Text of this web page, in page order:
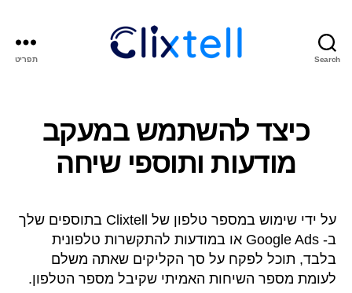
Search תפריט
כיצד להשתמש במעקב
מודעות ותוספי שיחה
על ידי שימוש במספר טלפון של Clixtell בתוספים שלך
ב- Google Ads או במודעות להתקשרות טלפונית
בלבד, תוכל לפקח על סך הקליקים שאתה משלם
לעומת מספר השיחות האמיתי שקיבל מספר הטלפון.